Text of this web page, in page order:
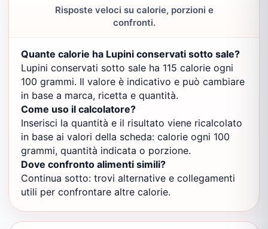
Risposte veloci su calorie, porzioni e
confronti.
Quante calorie ha Lupini conservati sotto sale?
Lupini conservati sotto sale ha 115 calorie ogni
100 grammi. Il valore è indicativo e può cambiare
in base a marca, ricetta e quantità.
Come uso il calcolatore?
Inserisci la quantità e il risultato viene ricalcolato
in base ai valori della scheda: calorie ogni 100
grammi, quantità indicata o porzione.
Dove confronto alimenti simili?
Continua sotto: trovi alternative e collegamenti
utili per confrontare altre calorie.